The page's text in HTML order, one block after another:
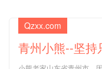
Qzxx.com
青州小熊--坚持